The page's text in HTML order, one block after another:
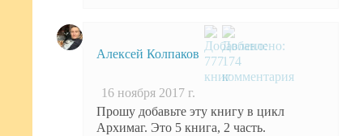
Алексей Колпаков
16 ноября 2017 г.
Прошу добавьте эту книгу в цикл
Архимаг. Это 5 книга, 2 часть.